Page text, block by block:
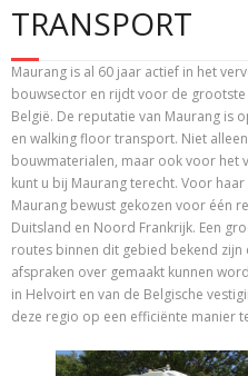
TRANSPORT
Maurang is al 60 jaar actief in het
bouwsector en rijdt voor de
België. De reputatie van Maurang is
en walking floor transport. Niet
bouwmaterialen, maar ook voor het
kunt u bij Maurang terecht. Voor
Maurang bewust gekozen voor één
Duitsland en Noord Frankrijk. Een
routes binnen dit gebied bekend
afspraken over gemaakt kunnen
in Helvoirt en van de Belgische
deze regio op een efficiënte manier